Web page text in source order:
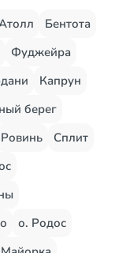
Бентота
Фуджейра
Капрун
берег
Ровинь
Сплит
о. Родос